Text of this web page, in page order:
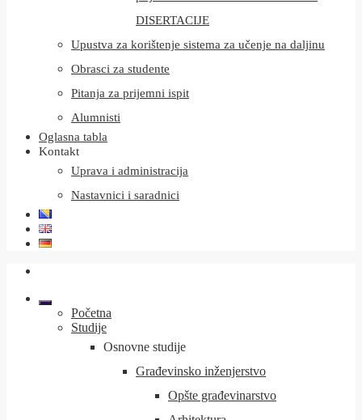
DISERTACIJE
Upustva za korištenje sistema za učenje na daljinu
Obrasci za studente
Pitanja za prijemni ispit
Alumnisti
Oglasna tabla
Kontakt
Uprava i administracija
Nastavnici i saradnici
Početna
Studije
Osnovne studije
Građevinsko inženjerstvo
Opšte građevinarstvo